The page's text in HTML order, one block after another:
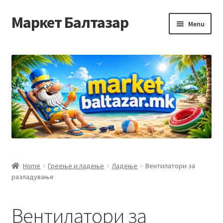
Skip
to
Skip
to
Маркет Балтазар Menu
Checkout
Homepage
Privacy Policy
Контакт
Home Греење и ладење Ладење
Вентилатори за
разладување
Вентилатори за